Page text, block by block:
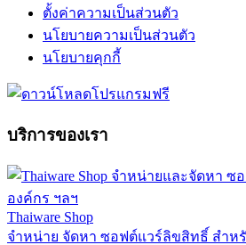
ตั้งค่าความเป็นส่วนตัว
นโยบายความเป็นส่วนตัว
นโยบายคุกกี้
บริการของเรา
Thaiware Shop
จำหน่าย จัดหา ซอฟต์แวร์ลิขสิทธิ์ สำห